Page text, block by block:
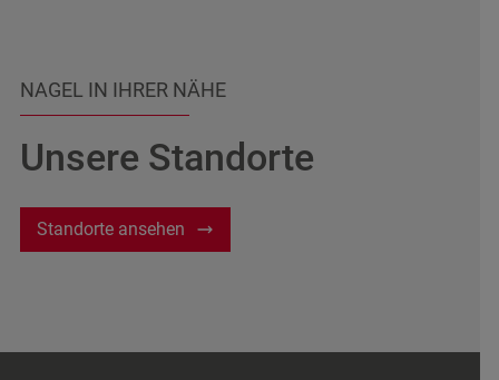
NAGEL IN IHRER NÄHE
Unsere Standorte
Standorte ansehen